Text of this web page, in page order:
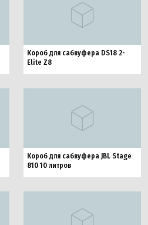
Короб для сабвуфера DS18 2-
Elite Z8
Короб для сабвуфера JBL Stage
810 10 литров